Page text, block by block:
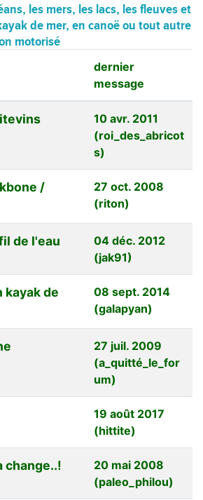
les mers, les lacs, les fleuves et
de mer, en canoë ou tout autre
motorisé
dernier
message
10 avr. 2011
(roi_des_abricot
s)
/
27 oct. 2008
(riton)
de l'eau
04 déc. 2012
(jak91)
kayak de
08 sept. 2014
(galapyan)
27 juil. 2009
(a_quitté_le_for
um)
19 août 2017
(hittite)
change..!
20 mai 2008
(paleo_philou)